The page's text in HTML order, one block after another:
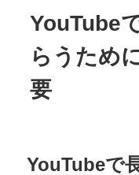
YouTube
らうため
要
YouTubeで